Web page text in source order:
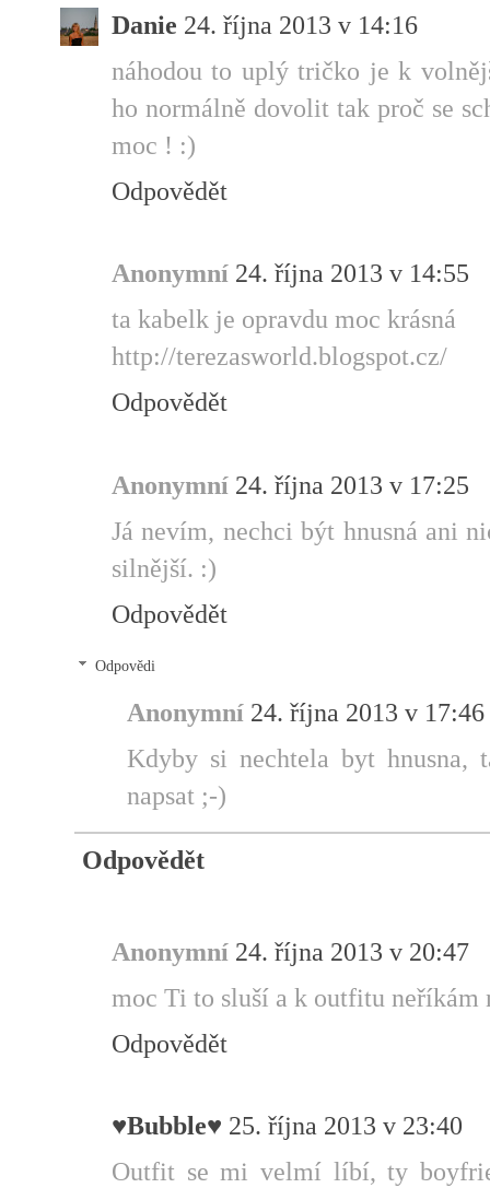
Danie 24. října 2013 v 14:16
náhodou to uplý tričko je k
ho normálně dovolit tak proč se
moc ! :)
Odpovědět
Anonymní 24. října 2013 v 14:55
ta kabelk je opravdu moc krásná
http://terezasworld.blogspot.cz/
Odpovědět
Anonymní 24. října 2013 v 17:25
Já nevím, nechci být hnusná ani
silnější. :)
Odpovědět
Odpovědi
Anonymní 24. října 2013 v 17:46
Kdyby si nechtela byt hnusna,
napsat ;-)
Odpovědět
Anonymní 24. října 2013 v 20:47
moc Ti to sluší a k outfitu
Odpovědět
♥Bubble♥ 25. října 2013 v 23:40
Outfit se mi velmí líbí, ty